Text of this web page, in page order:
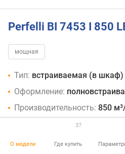
О модели Где купить
37
Perfelli BI 7453 I 850
мощная
Тип: встраиваемая (в шкаф)
Оформление:
Производительность: 850
Принцип работы:
Управление: